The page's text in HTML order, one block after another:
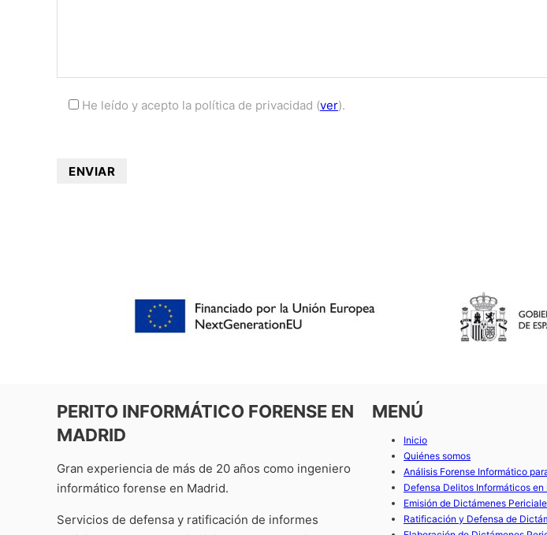
He leído y acepto la política de privacidad (ver).
PERITO INFORMÁTICO FORENSE EN
MADRID
Gran experiencia de más de 20 años como ingeniero
informático forense en Madrid.
Servicios de defensa y ratificación de informes
MENÚ
Inicio
Quiénes somos
Análisis Forense Informático
Defensa Delitos Informáticos en
Emisión de Dictámenes
Ratificación y Defensa de